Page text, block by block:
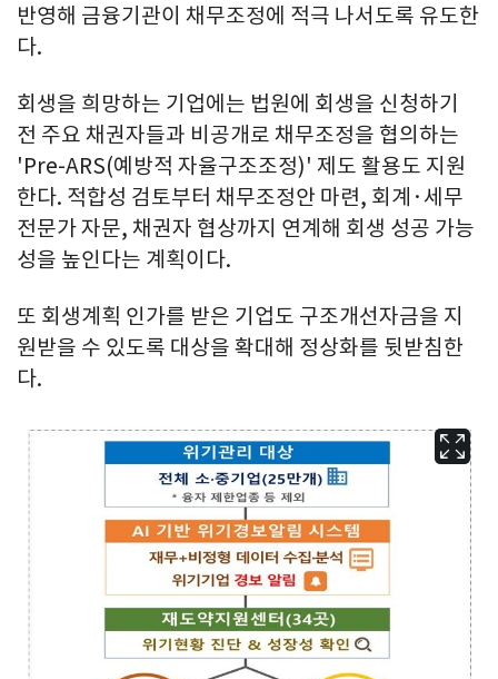
반영해 금융기관이 채무조정에 적극 나서도록 유도한
다.
회생을 희망하는 기업에는 법원에 회생을 신청하기
전 주요 채권자들과 비공개로 채무조정을 협의하는
'Pre-ARS(예방적 자율구조조정)' 제도 활용도 지원
한다. 적합성 검토부터 채무조정안 마련, 회계·세무
전문가 자문, 채권자 협상까지 연계해 회생 성공 가능
성을 높인다는 계획이다.
또 회생계획 인가를 받은 기업도 구조개선자금을 지
원받을 수 있도록 대상을 확대해 정상화를 뒷받침한
다.